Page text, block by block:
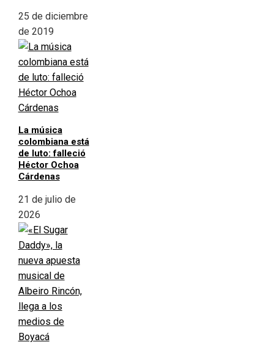
25 de diciembre
de 2019
La música
colombiana está
de luto: falleció
Héctor Ochoa
Cárdenas
21 de julio de
2026